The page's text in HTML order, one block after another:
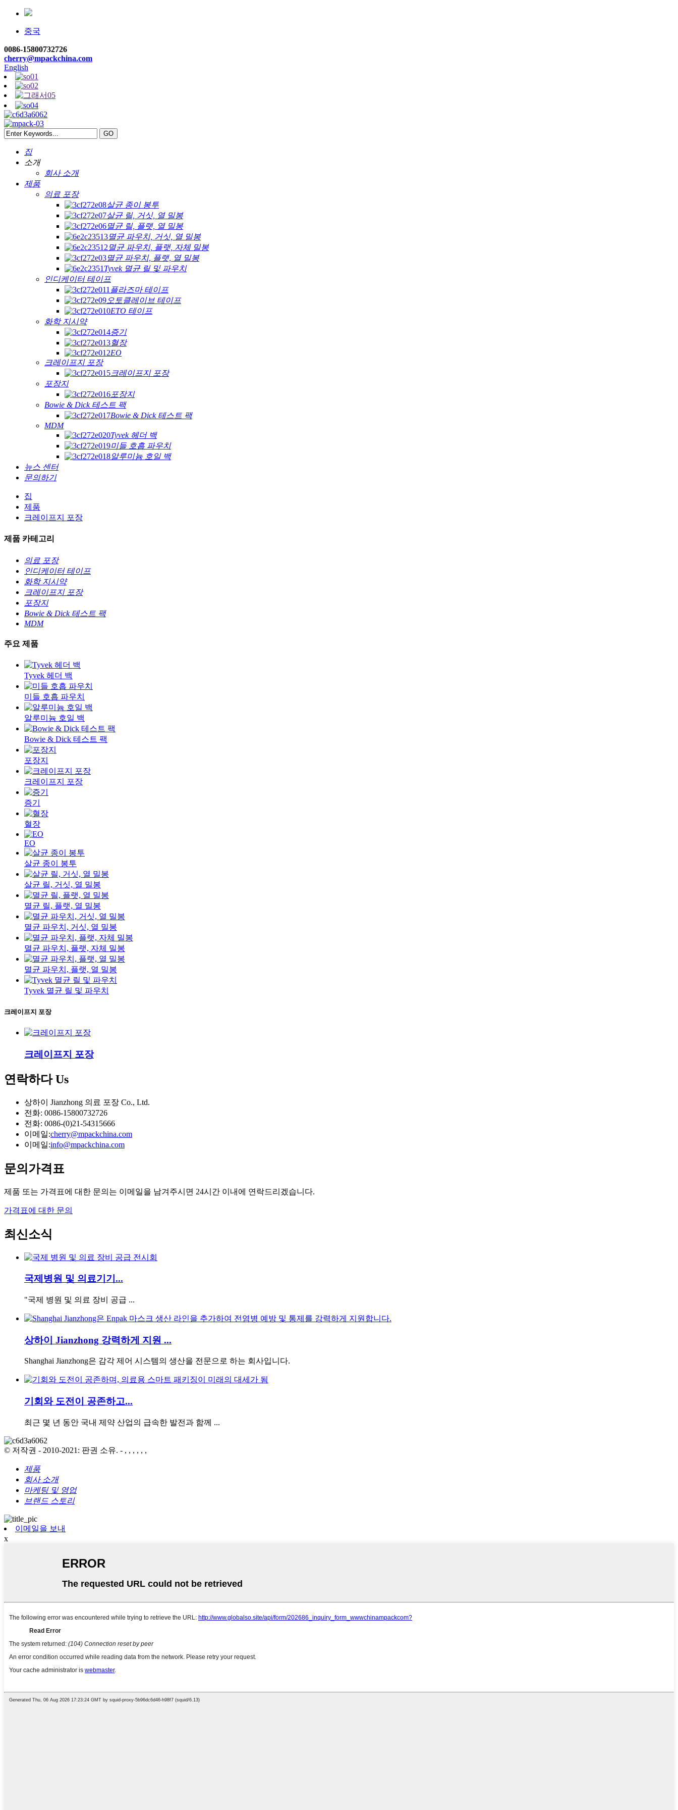
중국
0086-15800732726
cherry@mpackchina.com
English
집
소개
회사 소개
제품
의료 포장
살균 종이 봉투
살균 릴, 거싯, 열 밀봉
멸균 릴, 플랫, 열 밀봉
멸균 파우치, 거싯, 열 밀봉
멸균 파우치, 플랫, 자체 밀봉
멸균 파우치, 플랫, 열 밀봉
Tyvek 멸균 릴 및 파우치
인디케이터 테이프
플라즈마 테이프
오토클레이브 테이프
ETO 테이프
화학 지시약
증기
혈장
EO
크레이프지 포장
크레이프지 포장
포장지
포장지
Bowie & Dick 테스트 팩
Bowie & Dick 테스트 팩
MDM
Tyvek 헤더 백
미들 호흡 파우치
알루미늄 호일 백
뉴스 센터
문의하기
집
제품
크레이프지 포장
제품 카테고리
의료 포장
인디케이터 테이프
화학 지시약
크레이프지 포장
포장지
Bowie & Dick 테스트 팩
MDM
주요 제품
Tyvek 헤더 백
미들 호흡 파우치
알루미늄 호일 백
Bowie & Dick 테스트 팩
포장지
크레이프지 포장
증기
혈장
EO
살균 종이 봉투
살균 릴, 거싯, 열 밀봉
멸균 릴, 플랫, 열 밀봉
멸균 파우치, 거싯, 열 밀봉
멸균 파우치, 플랫, 자체 밀봉
멸균 파우치, 플랫, 열 밀봉
Tyvek 멸균 릴 및 파우치
크레이프지 포장
크레이프지 포장
연락하다Us
상하이 Jianzhong 의료 포장 Co., Ltd.
전화: 0086-15800732726
전화: 0086-(0)21-54315666
이메일:cherry@mpackchina.com
이메일:info@mpackchina.com
문의 가격표
제품 또는 가격표에 대한 문의는 이메일을 남겨주시면 24시간 이내에 연락드리겠습니다.
가격표에 대한 문의
최신소식
국제병원 및 의료기기...
"국제 병원 및 의료 장비 공급 ...
상하이 Jianzhong 강력하게 지원 ...
Shanghai Jianzhong은 감각 제어 시스템의 생산을 전문으로 하는 회사입니다.
기회와 도전이 공존하고...
최근 몇 년 동안 국내 제약 산업의 급속한 발전과 함께 ...
© 저작권 - 2010-2021: 판권 소유. - , , , , , ,
제품
회사 소개
마케팅 및 영업
브랜드 스토리
이메일을 보내
x